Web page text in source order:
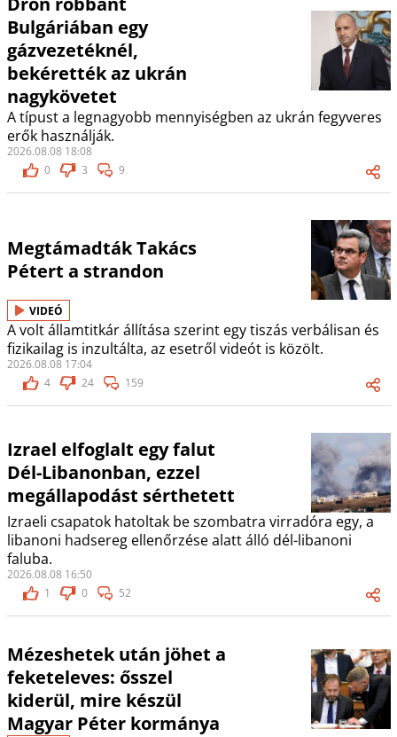
Bulgáriában egy
gázvezetéknél,
bekérették az ukrán
nagykövetet
A típust a legnagyobb mennyiségben az ukrán fegyveres
erők használják.
2026.08.08 18:08
0
3 9
Megtámadták Takács
Pétert a strandon
VIDEÓ
A volt államtitkár állítása szerint egy tiszás verbálisan és
fizikailag is inzultálta, az esetről videót is közölt.
2026.08.08 17:04
4
24 159
Izrael elfoglalt egy falut
Dél-Libanonban, ezzel
megállapodást sérthetett
Izraeli csapatok hatoltak be szombatra virradóra egy, a
libanoni hadsereg ellenőrzése alatt álló dél-libanoni
faluba.
2026.08.08 16:50
1
0 52
Mézeshetek után jöhet a
feketeleves: ősszel
kiderül, mire készül
Magyar Péter kormánya